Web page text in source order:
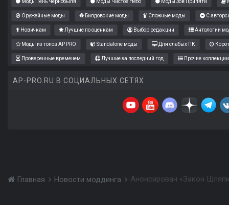
Оружейные моды Билдовские моды Сложные моды С
Новичкам Лучшие по оценкам Выбор редакции Антологии
Моды из топов AP PRO Standalone моды Для слабых ПК
Проверенные временем Лучшие за последний год Прочие коллекции
AP-PRO.RU В СОЦИАЛЬНЫХ СЕТЯХ
Главная Новости моддинга Анонсирован «Закон